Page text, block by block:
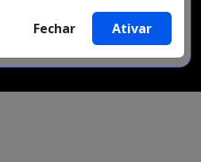
Vagas
Fechar Ativar